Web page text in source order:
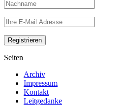
Seiten
Archiv
Impressum
Kontakt
Leitgedanke